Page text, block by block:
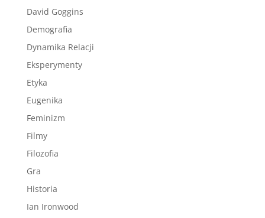
David Goggins
Demografia
Dynamika Relacji
Eksperymenty
Etyka
Eugenika
Feminizm
Filmy
Filozofia
Gra
Historia
Ian Ironwood